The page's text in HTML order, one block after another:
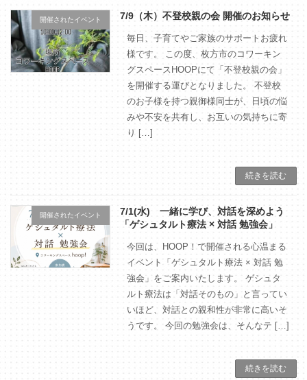
開催されたイベント 7/9（木）不登校親の会 開催のお知らせ
毎日、子育てやご家族のサポートお疲れ
様です。 この度、枚方市のコワーキン
グスペースHOOPにて「不登校親の会」
を開催する運びとなりました。 不登校
のお子様を持つ親御様同士が、日頃の悩
みや不安を共有し、お互いの気持ちに寄
り […]
続きを読む
開催されたイベント
7/1(水) 一緒に学び、対話を深めよう
「ゲシュタルト療法 × 対話 勉強会」
今回は、HOOP！で開催される心温まる
イベント「ゲシュタルト療法 × 対話 勉
強会」をご案内いたします。 ゲシュタ
ルト療法は「対話そのもの」と言ってい
いほど、対話との親和性が非常に高いそ
うです。 今回の勉強会は、そんなテ […]
続きを読む